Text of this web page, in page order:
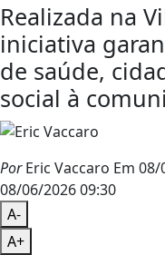
Realizada na
iniciativa
de saúde,
social à
PorEric Vaccaro Em
08/06/2026 09:30
A-
A+